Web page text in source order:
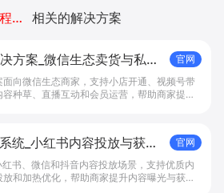
python可以做微信小程序开发吗 相关的解决方案
方案_微信生态卖货与私域
有赞
官网
向微信生态商家，支持小店开通、视频号带
种草、直播互动和会员运营，帮助商家提升
统_小红书内容投放与获客
生意, 找有赞
官网
书、微信和抖音内容投放场景，支持优质内
和加热优化，帮助商家提升内容曝光与获客